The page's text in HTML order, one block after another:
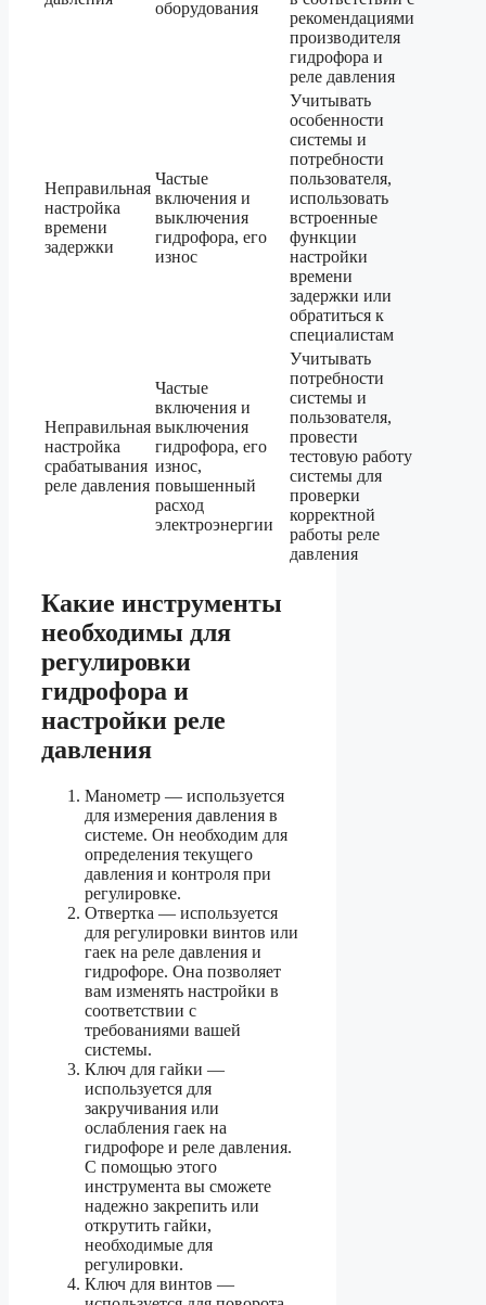
оборудования
рекомендациями
производителя
гидрофора и
реле давления
Неправильная
настройка
времени
задержки
Частые
включения и
выключения
гидрофора, его
износ
Учитывать
особенности
системы и
потребности
пользователя,
использовать
встроенные
функции
настройки
времени
задержки или
обратиться к
специалистам
Неправильная
настройка
срабатывания
реле давления
Частые
включения и
выключения
гидрофора, его
износ,
повышенный
расход
электроэнергии
Учитывать
потребности
системы и
пользователя,
провести
тестовую работу
системы для
проверки
корректной
работы реле
давления
Какие инструменты
необходимы для
регулировки
гидрофора и
настройки реле
давления
Манометр — используется
для измерения давления в
системе. Он необходим для
определения текущего
давления и контроля при
регулировке.
Отвертка — используется
для регулировки винтов или
гаек на реле давления и
гидрофоре. Она позволяет
вам изменять настройки в
соответствии с
требованиями вашей
системы.
Ключ для гайки —
используется для
закручивания или
ослабления гаек на
гидрофоре и реле давления.
С помощью этого
инструмента вы сможете
надежно закрепить или
открутить гайки,
необходимые для
регулировки.
Ключ для винтов —